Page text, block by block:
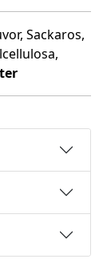
Sackaros,